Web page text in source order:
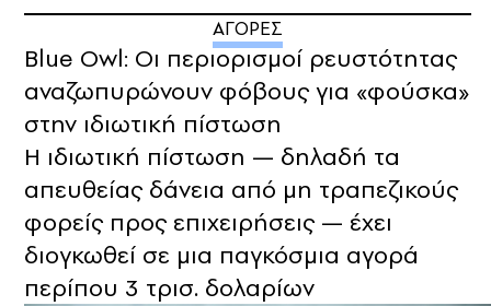
ΑΓΟΡΕΣ
Blue Owl: Οι περιορισμοί ρευστότητας
αναζωπυρώνουν φόβους για «φούσκα»
στην ιδιωτική πίστωση
Η ιδιωτική πίστωση — δηλαδή τα
απευθείας δάνεια από μη τραπεζικούς
φορείς προς επιχειρήσεις — έχει
διογκωθεί σε μια παγκόσμια αγορά
περίπου 3 τρισ. δολαρίων